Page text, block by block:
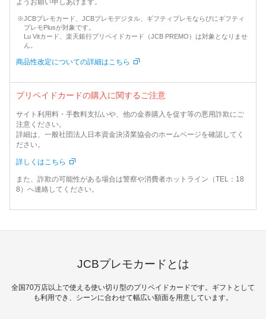
ようお願い申しあげます。
JCBプレモカード、JCBプレモデジタル、ギフティプレモならびにギフティ
プレモPlusが対象です。
Lu Vitカード、楽天銀行プリペイドカード（JCB PREMO）は対象となりませ
ん。
商品性改定についての詳細はこちら
プリペイドカードの購入に関するご注意
サイト利用料・手数料支払いや、他の金券購入を促す等の悪用詐欺にご
注意ください。
詳細は、一般社団法人日本資金決済業協会のホームページを確認してく
ださい。
詳しくはこちら
また、詐欺の可能性がある場合は警察や消費者ホットライン（TEL：18
8）へ連絡してください。
JCBプレモカードとは
全国70万店以上で使える使い切り型のプリペイドカードです。ギフトとして
も利用でき、シーンに合わせて幅広い額面を用意しています。